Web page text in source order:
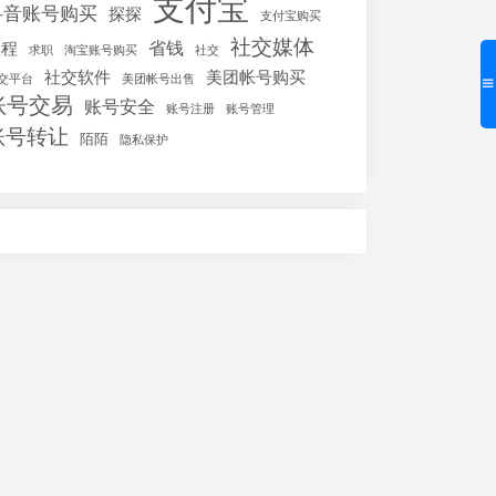
账号购买 探探 支付宝 支付宝购买
求职 淘宝账号购买 省钱 社交 社交媒体
平台 社交软件 美团帐号出售 美团帐号购买
号交易 账号安全 账号注册 账号管理
号转让 陌陌 隐私保护